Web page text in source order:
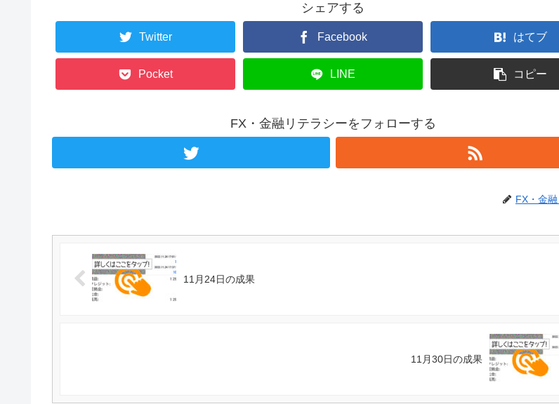
シェアする
Twitter Facebook はてブ
Pocket LINE コピー
FX・金融リテラシーをフォローする
FX・金
11月24日の成果
11月30日の成果